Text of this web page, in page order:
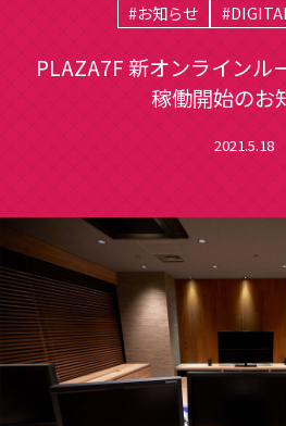
#お知らせ
PLAZA7F 新オンラインル
稼働開始のお
2021.5.18